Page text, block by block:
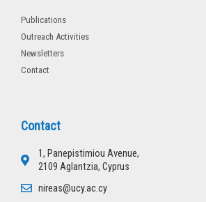
Publications
Outreach Activities
Newsletters
Contact
Contact
1, Panepistimiou Avenue,
2109 Aglantzia, Cyprus
nireas@ucy.ac.cy